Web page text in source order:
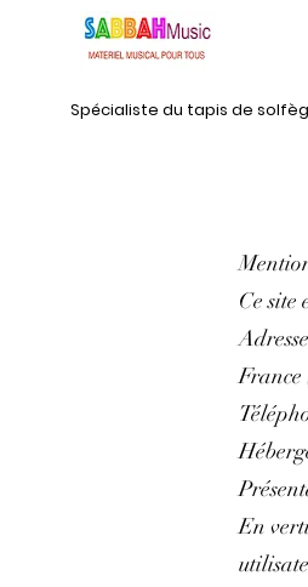
Spécialiste du tapis de
Ce site
En